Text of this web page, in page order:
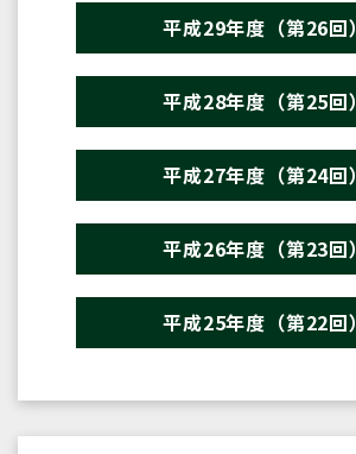
平成29年度（第26回）
平成28年度（第25回）
平成27年度（第24回）
平成26年度（第23回）
平成25年度（第22回）